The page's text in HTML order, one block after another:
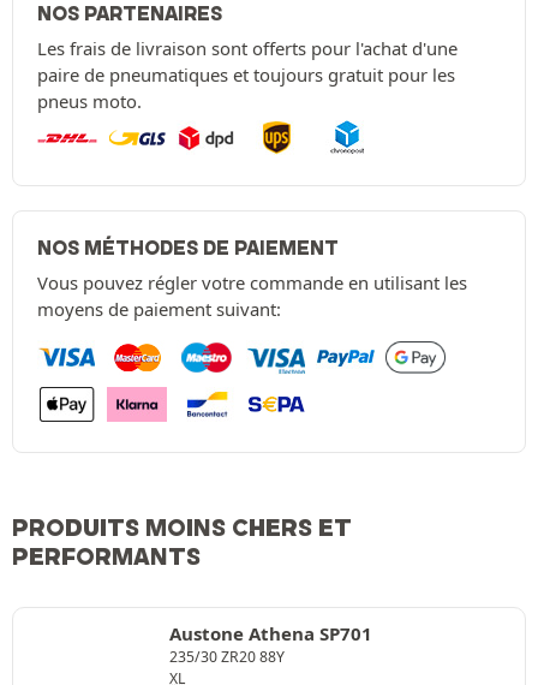
NOS PARTENAIRES
Les frais de livraison sont offerts pour l'achat d'une
paire de pneumatiques et toujours gratuit pour les
pneus moto.
NOS MÉTHODES DE PAIEMENT
Vous pouvez régler votre commande en utilisant les
moyens de paiement suivant:
PRODUITS MOINS CHERS ET
PERFORMANTS
Austone Athena SP701
235/30 ZR20 88Y
XL